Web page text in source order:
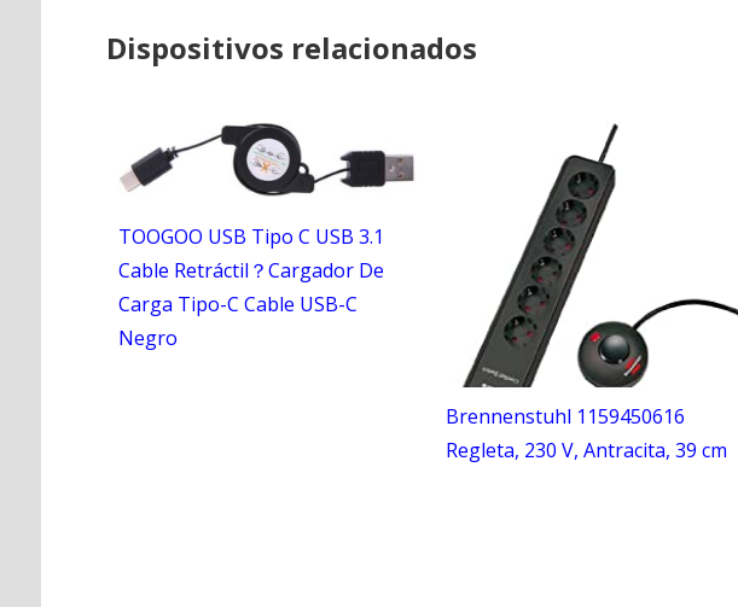
Dispositivos relacionados
TOOGOO USB Tipo C USB 3.1
Cable Retráctil？Cargador De
Carga Tipo-C Cable USB-C
Negro
Brennenstuhl 1159450616
Regleta, 230 V, Antracita, 39 cm